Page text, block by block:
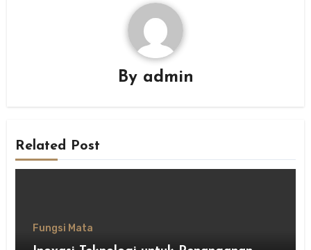
By admin
Related Post
Fungsi Mata